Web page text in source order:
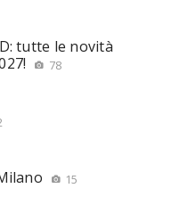
tutte le novità
78
15